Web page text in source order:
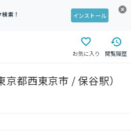
索！
インストール
お気に入り 閲覧履歴
都西東京市 / 保谷駅）